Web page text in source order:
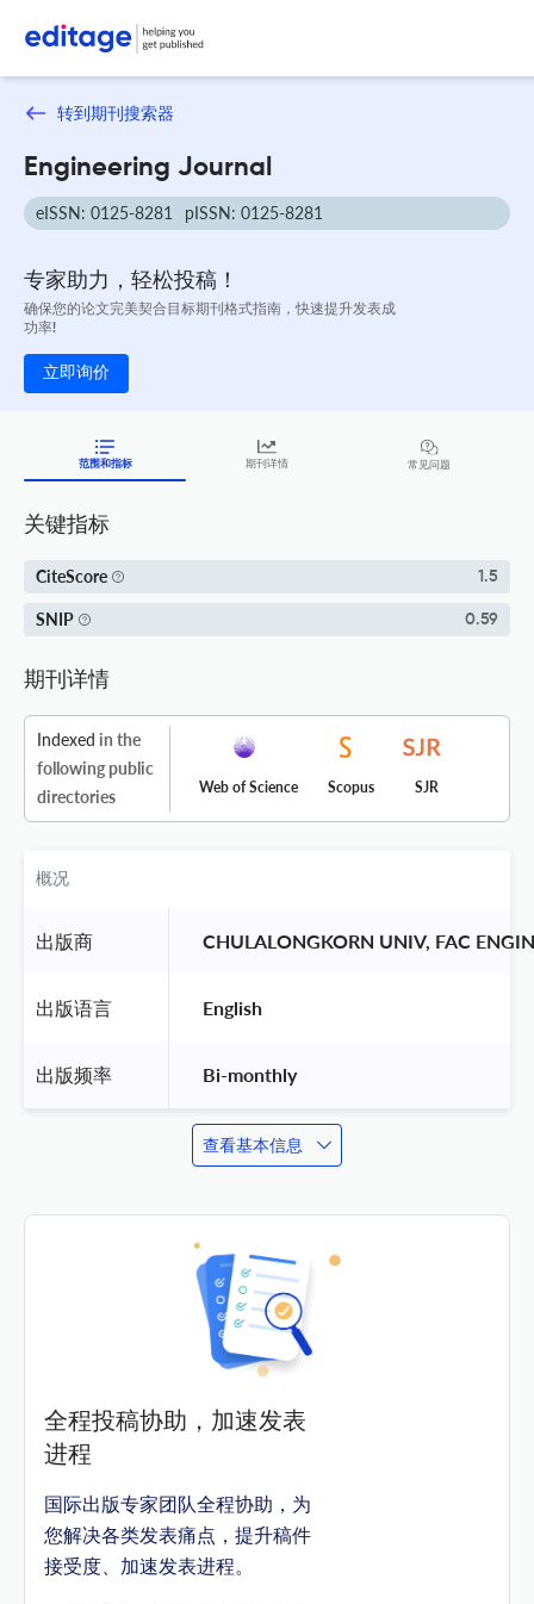
转到期刊搜索器
Engineering Journal
eISSN: 0125-8281 pISSN: 0125-8281
专家助力，轻松投稿！
确保您的论文完美契合目标期刊格式指南，快速提升发表成
功率!
立即询价
范围和指标 期刊详情 常见问题
关键指标
CiteScore 1.5
SNIP 0.59
期刊详情
Indexed in the
following public
directories
Web of Science Scopus SJR
概况
出版商 CHULALONGKORN UNIV, FAC
出版语言 English
出版频率 Bi-monthly
查看基本信息
全程投稿协助，加速发表
进程
国际出版专家团队全程协助，为
您解决各类发表痛点，提升稿件
接受度、加速发表进程。